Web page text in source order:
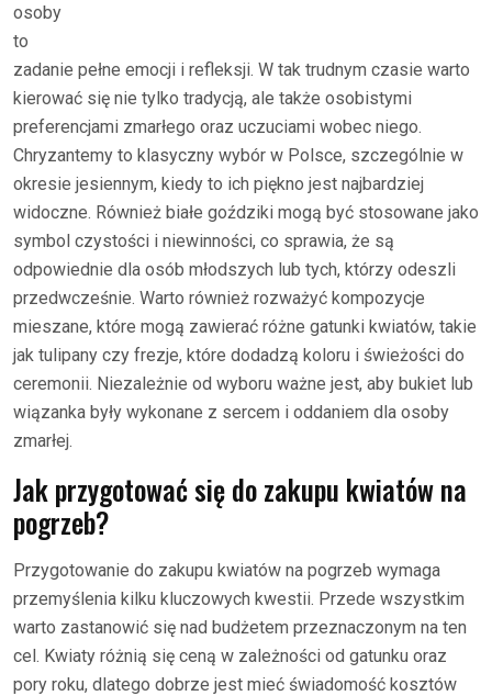
osoby
to
zadanie pełne emocji i refleksji. W tak trudnym czasie warto
kierować się nie tylko tradycją, ale także osobistymi
preferencjami zmarłego oraz uczuciami wobec niego.
Chryzantemy to klasyczny wybór w Polsce, szczególnie w
okresie jesiennym, kiedy to ich piękno jest najbardziej
widoczne. Również białe goździki mogą być stosowane jako
symbol czystości i niewinności, co sprawia, że są
odpowiednie dla osób młodszych lub tych, którzy odeszli
przedwcześnie. Warto również rozważyć kompozycje
mieszane, które mogą zawierać różne gatunki kwiatów, takie
jak tulipany czy frezje, które dodadzą koloru i świeżości do
ceremonii. Niezależnie od wyboru ważne jest, aby bukiet lub
wiązanka były wykonane z sercem i oddaniem dla osoby
zmarłej.
Jak przygotować się do zakupu kwiatów na
pogrzeb?
Przygotowanie do zakupu kwiatów na pogrzeb wymaga
przemyślenia kilku kluczowych kwestii. Przede wszystkim
warto zastanowić się nad budżetem przeznaczonym na ten
cel. Kwiaty różnią się ceną w zależności od gatunku oraz
pory roku, dlatego dobrze jest mieć świadomość kosztów